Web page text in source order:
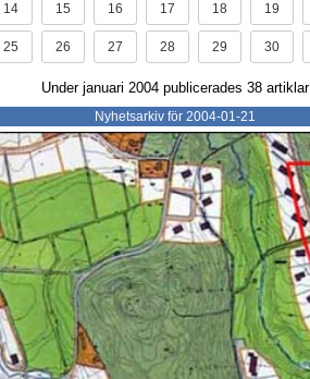
14 15 16 17 18 19
25 26 27 28 29 30
Under januari 2004 publicerades 38 artiklar
Nyhetsarkiv för 2004-01-21